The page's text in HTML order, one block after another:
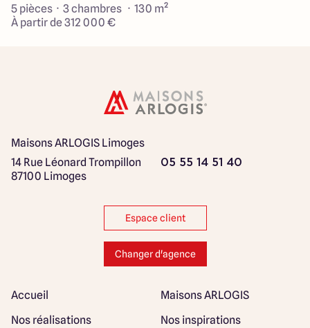
5 pièces · 3 chambres · 130 m²
À partir de 312 000 €
Maisons ARLOGIS Limoges
14 Rue Léonard Trompillon
87100 Limoges
05 55 14 51 40
Espace client
Changer d'agence
Accueil
Maisons ARLOGIS
Nos réalisations
Nos inspirations